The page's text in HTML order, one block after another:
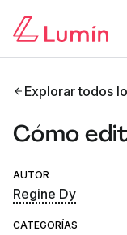
Explorar todos
Cómo
AUTOR
Regine Dy
CATEGORÍAS